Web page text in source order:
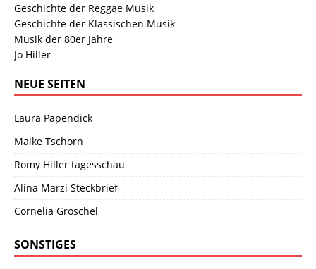
Geschichte der Reggae Musik
Geschichte der Klassischen Musik
Musik der 80er Jahre
Jo Hiller
NEUE SEITEN
Laura Papendick
Maike Tschorn
Romy Hiller tagesschau
Alina Marzi Steckbrief
Cornelia Gröschel
SONSTIGES